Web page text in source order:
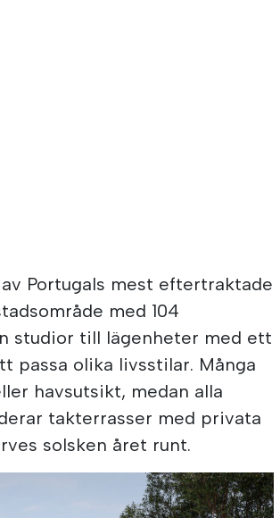
Portugals mest eftertraktade
med 104
studior till lägenheter med ett
passa olika livsstilar. Många
havsutsikt, medan alla
takterrasser med privata
solsken året runt.